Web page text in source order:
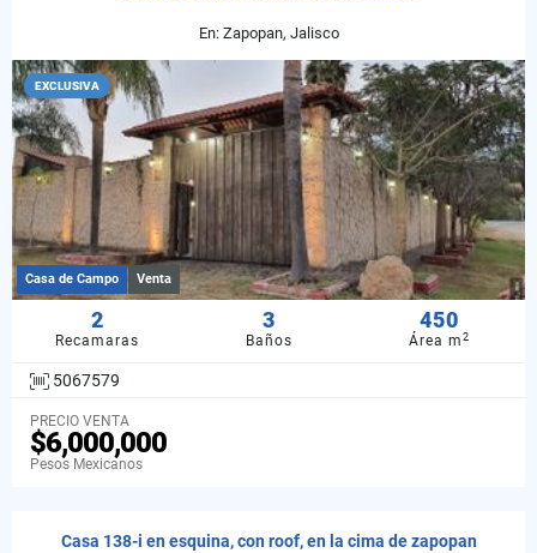
En: Zapopan, Jalisco
EXCLUSIVA
Casa de Campo Venta
2
Recamaras
3
Baños
450
Área m2
5067579
PRECIO VENTA
$6,000,000
Pesos Mexicanos
Casa 138-i en esquina, con roof, en la cima de zapopan